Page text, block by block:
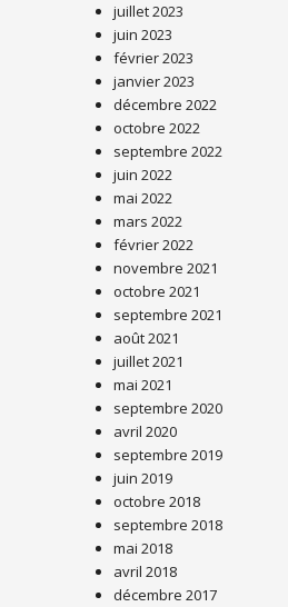
juillet 2023
juin 2023
février 2023
janvier 2023
décembre 2022
octobre 2022
septembre 2022
juin 2022
mai 2022
mars 2022
février 2022
novembre 2021
octobre 2021
septembre 2021
août 2021
juillet 2021
mai 2021
septembre 2020
avril 2020
septembre 2019
juin 2019
octobre 2018
septembre 2018
mai 2018
avril 2018
décembre 2017